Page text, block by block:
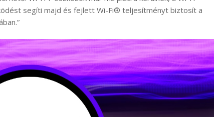
segíti majd és fejlett Wi-Fi® teljesítményt biztosít a